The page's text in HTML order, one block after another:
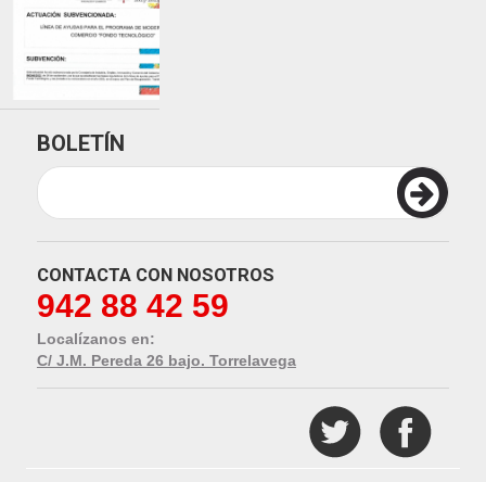
BOLETÍN
CONTACTA CON NOSOTROS
942 88 42 59
Localízanos en:
C/ J.M. Pereda 26 bajo. Torrelavega